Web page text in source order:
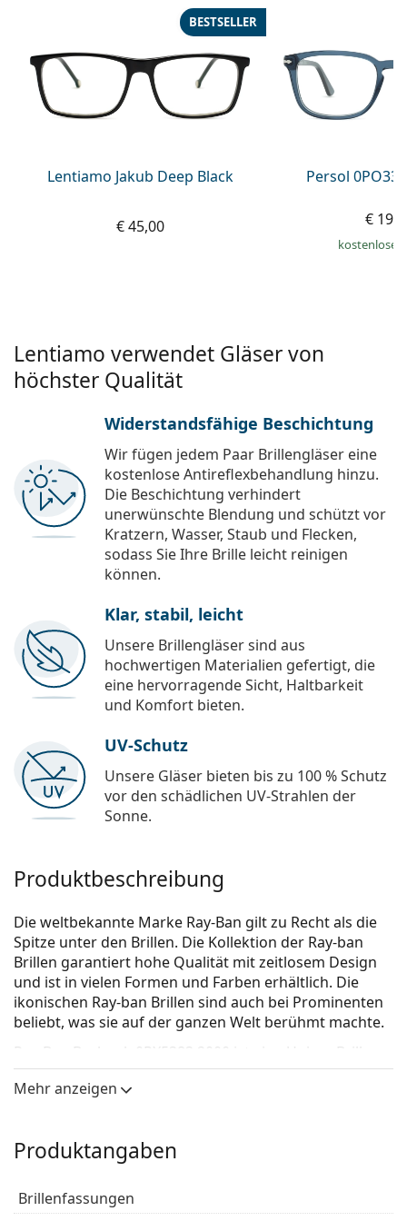
Alle Marken
Lentiamo Jakub Deep Black
BESTSELLER
€ 45,00
Persol
€
kostenloser
Lentiamo verwendet Gläser von
höchster Qualität
Widerstandsfähige Beschichtung
Wir fügen jedem Paar Brillengläser eine
kostenlose Antireflexbehandlung hinzu.
Die Beschichtung verhindert
unerwünschte Blendung und schützt vor
Kratzern, Wasser, Staub und Flecken,
sodass Sie Ihre Brille leicht reinigen
können.
Klar, stabil, leicht
Unsere Brillengläser sind aus
hochwertigen Materialien gefertigt, die
eine hervorragende Sicht, Haltbarkeit
und Komfort bieten.
UV-Schutz
Unsere Gläser bieten bis zu 100 % Schutz
vor den schädlichen UV-Strahlen der
Sonne.
Produktbeschreibung
Die weltbekannte Marke Ray-Ban gilt zu Recht als die
Spitze unter den Brillen. Die Kollektion der Ray-ban
Brillen garantiert hohe Qualität mit zeitlosem Design
und ist in vielen Formen und Farben erhältlich. Die
ikonischen Ray-ban Brillen sind auch bei Prominenten
beliebt, was sie auf der ganzen Welt berühmt machte.
Ray-Ban Burbank 0RX5383 2000
ist eine Unisex Brille.
Schauen Sie sich mit der virtuellen Anprobefunktion
von Lentiamo an, wie Sie in dieser Brille aussehen.
Die schwarze Farbe der Brillenfassung passt perfekt
hellbraunem oder schwarzem Haar.
Mehr anzeigen
Produktangaben
Brillenfassungen